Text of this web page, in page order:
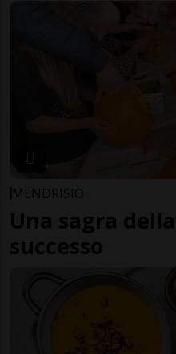
MENDRISIO
Una sagra
successo